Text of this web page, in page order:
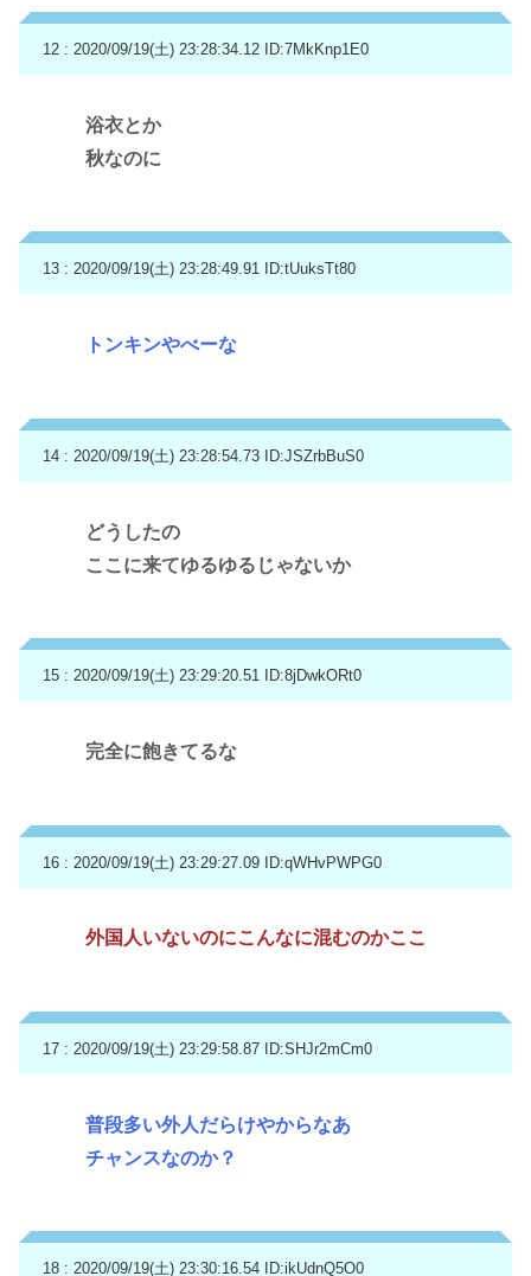
12 : 2020/09/19(土) 23:28:34.12 ID:7MkKnp1E0
浴衣とか
秋なのに
13 : 2020/09/19(土) 23:28:49.91 ID:tUuksTt80
トンキンやべーな
14 : 2020/09/19(土) 23:28:54.73 ID:JSZrbBuS0
どうしたの
ここに来てゆるゆるじゃないか
15 : 2020/09/19(土) 23:29:20.51 ID:8jDwkORt0
完全に飽きてるな
16 : 2020/09/19(土) 23:29:27.09 ID:qWHvPWPG0
外国人いないのにこんなに混むのかここ
17 : 2020/09/19(土) 23:29:58.87 ID:SHJr2mCm0
普段多い外人だらけやからなあ
チャンスなのか？
18 : 2020/09/19(土) 23:30:16.54 ID:ikUdnQ5O0